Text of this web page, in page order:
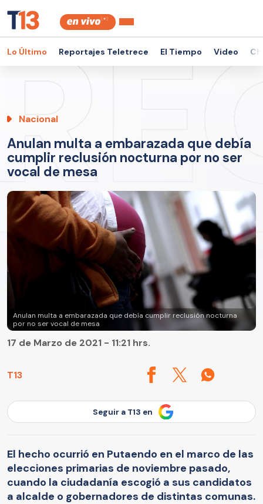
Lo Último Reportajes Teletrece El Tiempo Video
Nacional
Anulan multa a embarazada que debía
cumplir reclusión nocturna por no ser
vocal de mesa
Anulan multa a embarazada que debía cumplir reclusión nocturna
por no ser vocal de mesa
T13
17 de Marzo de 2021 - 11:21 hrs.
Seguir a T13 en
El hecho ocurrió en Putaendo en el marco de las
elecciones primarias de noviembre pasado,
cuando la ciudadanía escogió a sus candidatos
a alcalde o gobernadores de distintas comunas.